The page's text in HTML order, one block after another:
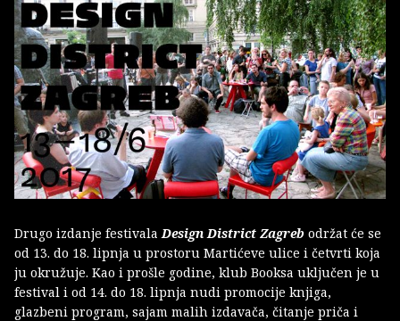
Drugo izdanje festivala Design District Zagreb održat će se
od 13. do 18. lipnja u prostoru Martićeve ulice i četvrti koja
ju okružuje. Kao i prošle godine, klub Booksa uključen je u
festival i od 14. do 18. lipnja nudi promocije knjiga,
glazbeni program, sajam malih izdavača, čitanje priča i